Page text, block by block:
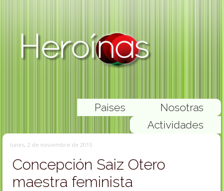
Nosotras
Paises
Actividades
lunes, 2 de noviembre de 2015
Concepción Saiz Otero
maestra feminista